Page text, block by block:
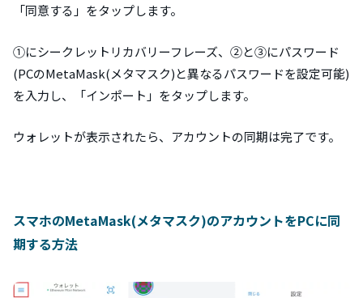
「同意する」をタップします。
①にシークレットリカバリーフレーズ、②と③にパスワード
(PCのMetaMask(メタマスク)と異なるパスワードを設定可能)
を入力し、「インポート」をタップします。
ウォレットが表示されたら、アカウントの同期は完了です。
スマホのMetaMask(メタマスク)のアカウントをPCに同
期する方法